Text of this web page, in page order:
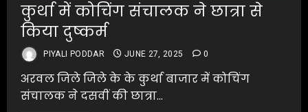
कुर्था में कोचिंग संचालक ने छात्रा से
किया दुष्कर्म
PIYALI PODDAR JUNE 27, 2025 0
अरवल जिले जिले के के कुर्था बाजार में कोचिंग
संचालक ने दसवीं की छात्रा...